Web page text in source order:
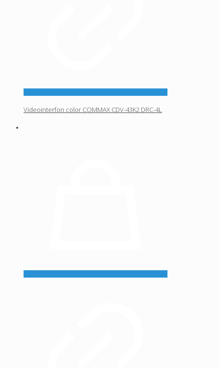
Videointerfon color COMMAX CDV-43K2 DRC-4L